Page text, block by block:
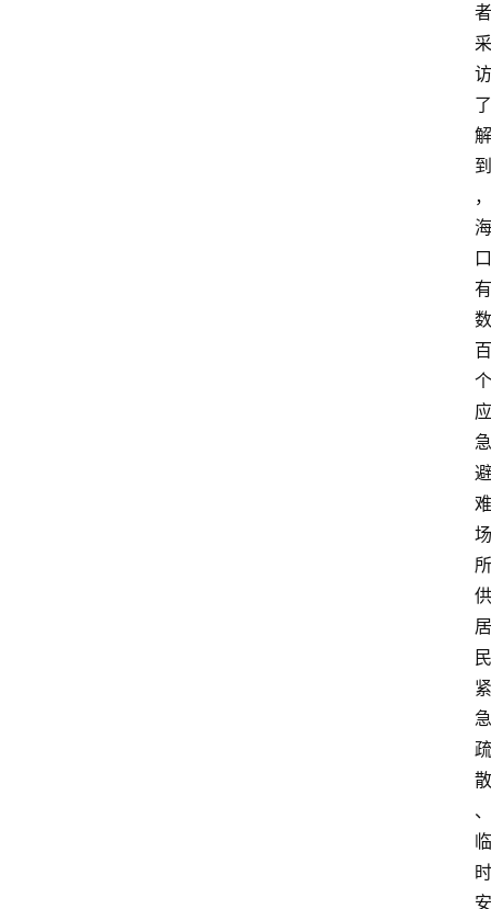
者
采
访
了
解
到
，
海
口
有
数
百
个
应
急
避
难
场
所
供
居
民
紧
急
疏
散
、
临
时
安